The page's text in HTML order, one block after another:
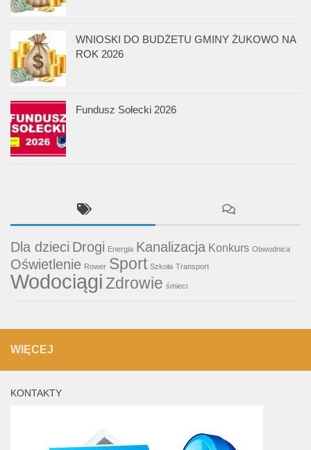
WNIOSKI DO BUDŻETU GMINY ŻUKOWO NA
ROK 2026
Fundusz Sołecki 2026
Dla dzieci Drogi Energia Kanalizacja Konkurs Obwodnica
Oświetlenie Rower Sport Szkoła Transport
WodociągiZdrowie śmieci
WIĘCEJ
KONTAKTY